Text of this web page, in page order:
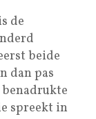
de
beide
dan pas
benadrukte
spreekt in